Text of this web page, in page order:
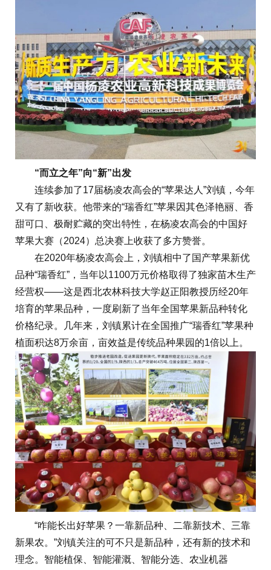
“而立之年”向“新”出发
连续参加了17届杨凌农高会的“苹果达人”刘镇，今年
又有了新收获。他带来的“瑞香红”苹果因其色泽艳丽、香
甜可口、极耐贮藏的突出特性，在杨凌农高会的中国好
苹果大赛（2024）总决赛上收获了多方赞誉。
在2020年杨凌农高会上，刘镇相中了国产苹果新优
品种“瑞香红”，当年以1100万元价格取得了独家苗木生产
经营权——这是西北农林科技大学赵正阳教授历经20年
培育的苹果品种，一度刷新了当年全国苹果新品种转化
价格纪录。几年来，刘镇累计在全国推广“瑞香红”苹果种
植面积达8万余亩，亩效益是传统品种果园的1倍以上。
“咋能长出好苹果？一靠新品种、二靠新技术、三靠
新果农。”刘镇关注的可不只是新品种，还有新的技术和
理念。智能植保、智能灌溉、智能分选、农业机器